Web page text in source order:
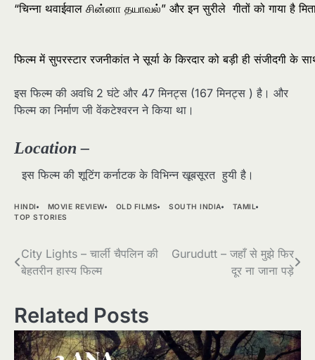
“चिन्ना थवाईवाल சின்னா தயாவல்” और इन सुरीले गीतों को गाया है
फिल्म में सुपरस्टार रजनीकांत ने सूर्या के किरदार को बड़ी ही संजीदगी के
इस फिल्म की अवधि 2 घंटे और 47 मिनट्स (167 मिनट्स ) है। और
फिल्म का निर्माण जी वेंकटेश्वरन ने किया था।
Location –
इस फिल्म की शूटिंग कर्नाटक के विभिन्न खूबसूरत हुयी है।
HINDI MOVIE REVIEW OLD FILMS SOUTH INDIA
TAMIL
TOP STORIES
Post
navigation
City Lights – चार्ली चैपलिन की
बेहतरीन हास्य फिल्म
Gurudutt – जहाँ से मुझे फिर
दूर ना जाना पड़े
Related Posts